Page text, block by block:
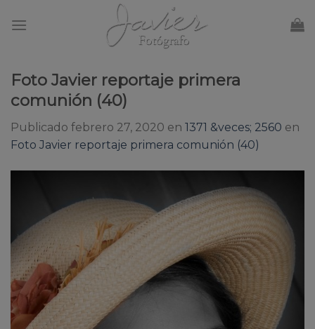
Foto Javier reportaje primera
comunión (40)
Publicado febrero 27, 2020 en 1371 &veces; 2560 en
Foto Javier reportaje primera comunión (40)